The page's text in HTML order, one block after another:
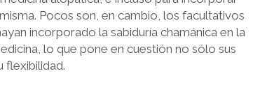
Pocos son, en cambio, los facultativos
incorporado la sabiduría chamánica en la
lo que pone en cuestión no sólo sus
flexibilidad.